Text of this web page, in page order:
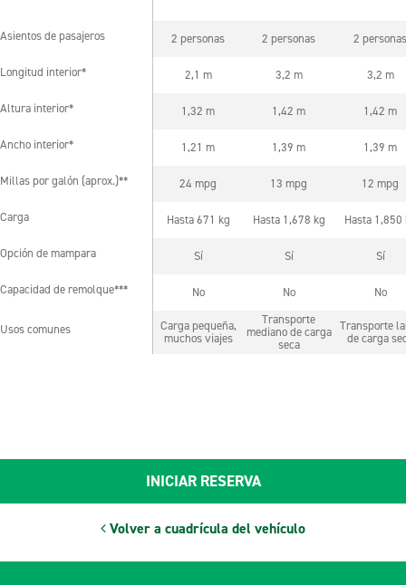
Asientos de pasajeros 2 personas 2 personas 2 personas
Longitud interior* 2,1 m 3,2 m 3,2 m
Altura interior* 1,32 m 1,42 m 1,42 m
Ancho interior* 1,21 m 1,39 m 1,39 m
Millas por galón (aprox.)** 24 mpg 13 mpg 12 mpg
Carga Hasta 671 kg Hasta 1,678 kg Hasta 1,850
Opción de mampara Sí Sí Sí
Capacidad de remolque*** No No No
Usos comunes
Carga pequeña,
muchos viajes
Transporte
mediano de carga
seca
Transporte
de carga
Asientos de pasajeros
Longitud interior*
Altura interior*
Ancho interior*
Millas por galón (aprox.)**
Carga
Opción de mampara
Capacidad de remolque***
Usos comunes
Volver a cuadrícula del vehículo
INICIAR RESERVA